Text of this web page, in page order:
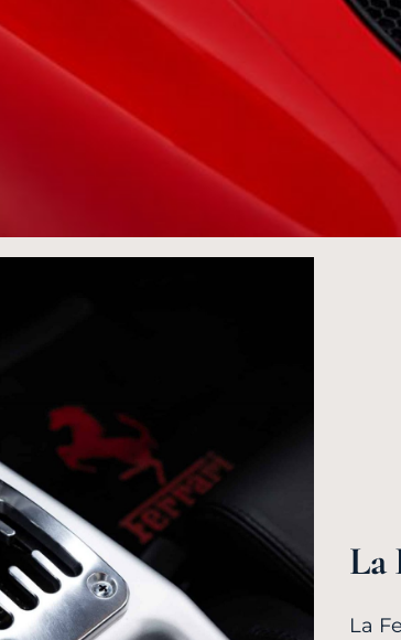
La
La